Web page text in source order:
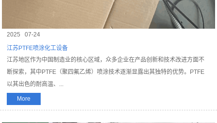
07-24
2025
江苏PTFE喷涂化工设备
江苏地区作为中国制造业的核心区域，众多企业在产品创新和技术改进方面不
断探索，其中PTFE（聚四氟乙烯）喷涂技术逐渐显露出其独特的优势。PTFE
以其出色的耐高温、...
More